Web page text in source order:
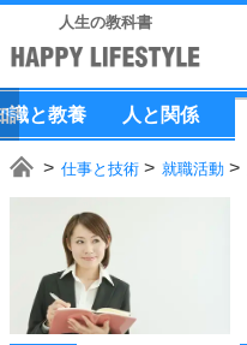
人生の教科書
識と教養 人 と 関係
仕事と技術 就職活動